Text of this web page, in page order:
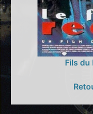
Fils du